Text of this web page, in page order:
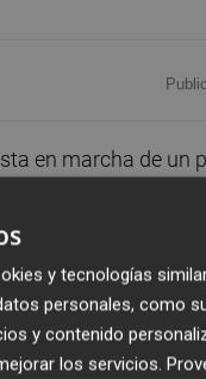
en marcha de un
que se
espacios
anuncio se ha
de 2.000 metros
para el uso
juegos de agua,
y tecnologías
personales, como
y contenido
los servicios.